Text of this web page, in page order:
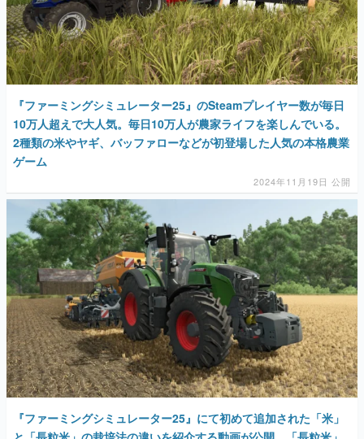
『ファーミングシミュレーター25』のSteamプレイヤー数が毎日
10万人超えで大人気。毎日10万人が農家ライフを楽しんでいる。
2種類の米やヤギ、バッファローなどが初登場した人気の本格農業
ゲーム
2024年11月19日 公開
『ファーミングシミュレーター25』にて初めて追加された「米」